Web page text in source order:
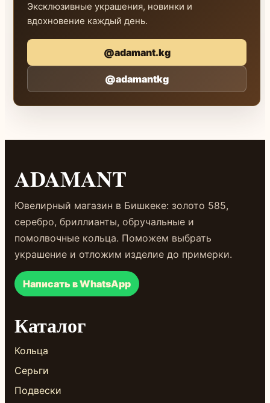
Эксклюзивные украшения, новинки и
вдохновение каждый день.
@adamant.kg
@adamantkg
ADAMANT
Ювелирный магазин в Бишкеке: золото 585,
серебро, бриллианты, обручальные и
помолвочные кольца. Поможем выбрать
украшение и отложим изделие до примерки.
Написать в WhatsApp
Каталог
Кольца
Серьги
Подвески